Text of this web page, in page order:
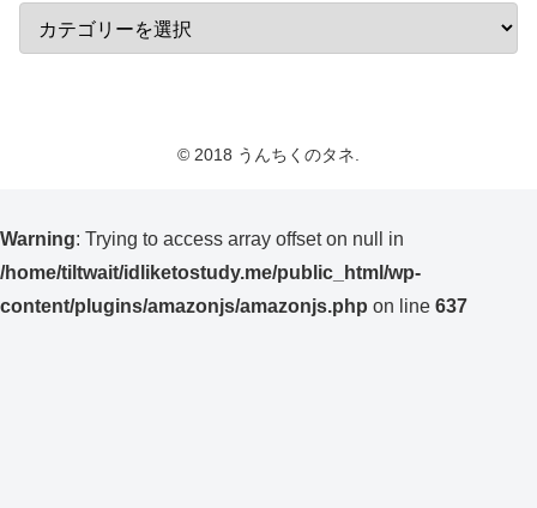
© 2018 うんちくのタネ.
Warning: Trying to access array offset on null in
/home/tiltwait/idliketostudy.me/public_html/wp-
content/plugins/amazonjs/amazonjs.php on line 637